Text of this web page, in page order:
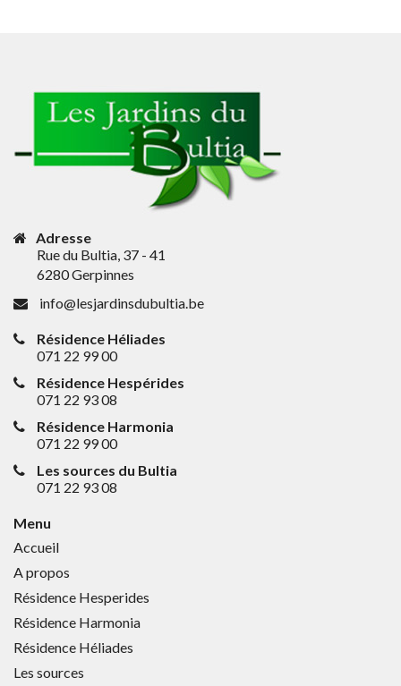
Adresse
Rue du Bultia, 37 - 41
6280 Gerpinnes
info@lesjardinsdubultia.be
Résidence Héliades
071 22 99 00
Résidence Hespérides
071 22 93 08
Résidence Harmonia
071 22 99 00
Les sources du Bultia
071 22 93 08
Menu
Accueil
A propos
Résidence Hesperides
Résidence Harmonia
Résidence Héliades
Les sources